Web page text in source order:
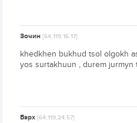
Зочин[64.119.16.17]
khedkhen bukhud tsol olgokh
yos surtakhuun , durem jurmyn
Бэрх[64.119.24.57]